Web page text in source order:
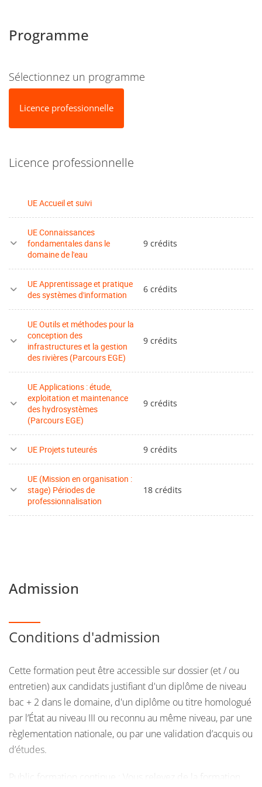
Programme
Sélectionnez un programme
Licence professionnelle
Licence professionnelle
UE Accueil et suivi
UE Connaissances
fondamentales dans le
domaine de l'eau
9 crédits
UE Apprentissage et pratique
des systèmes d'information
6 crédits
UE Outils et méthodes pour la
conception des
infrastructures et la gestion
des rivières (Parcours EGE)
9 crédits
UE Applications : étude,
exploitation et maintenance
des hydrosystèmes
(Parcours EGE)
9 crédits
UE Projets tuteurés 9 crédits
UE (Mission en organisation :
stage) Périodes de
professionnalisation
18 crédits
Admission
Conditions d'admission
Cette formation peut être accessible sur dossier (et / ou
entretien) aux candidats justifiant d'un diplôme de niveau
bac + 2 dans le domaine, d'un diplôme ou titre homologué
par l’État au niveau III ou reconnu au même niveau, par une
règlementation nationale, ou par une validation d’acquis ou
d’études.
Public formation continue : Vous relevez de la formation